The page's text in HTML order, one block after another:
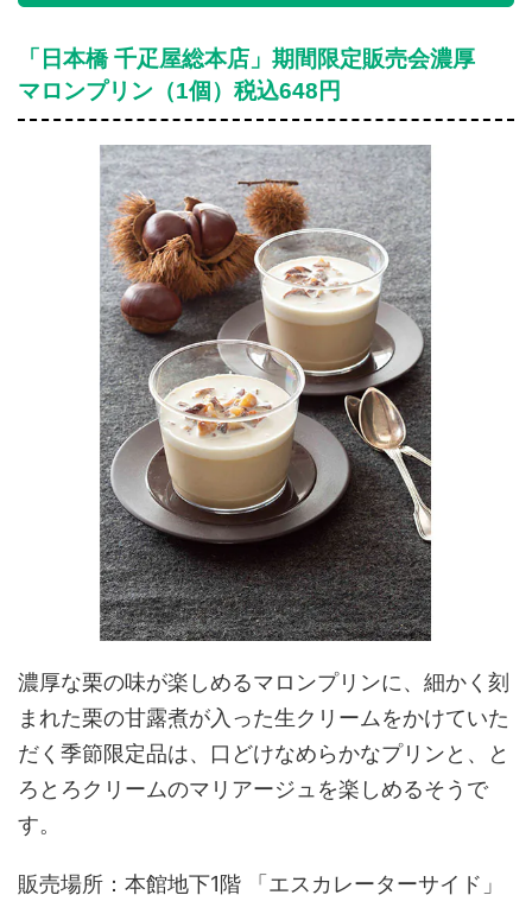
「日本橋 千疋屋総本店」期間限定販売会濃厚
マロンプリン（1個）税込648円
濃厚な栗の味が楽しめるマロンプリンに、細かく刻
まれた栗の甘露煮が入った生クリームをかけていた
だく季節限定品は、口どけなめらかなプリンと、と
ろとろクリームのマリアージュを楽しめるそうで
す。
販売場所：本館地下1階 「エスカレーターサイド」